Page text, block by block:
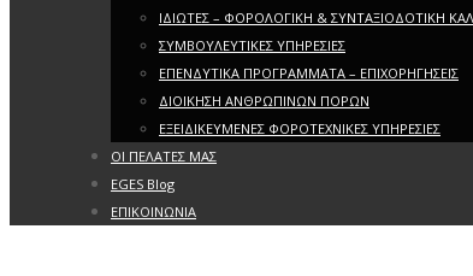
ΙΔΙΩΤΕΣ – ΦΟΡΟΛΟΓΙΚΗ & ΣΥΝΤΑΞΙΟΔΟΤΙΚΗ
ΣΥΜΒΟΥΛΕΥΤΙΚΕΣ ΥΠΗΡΕΣΙΕΣ
ΕΠΕΝΔΥΤΙΚΑ ΠΡΟΓΡΑΜΜΑΤΑ – ΕΠΙΧΟΡΗΓΗΣΕΙΣ
ΔΙΟΙΚΗΣΗ ΑΝΘΡΩΠΙΝΩΝ ΠΟΡΩΝ
ΕΞΕΙΔΙΚΕΥΜΕΝΕΣ ΦΟΡΟΤΕΧΝΙΚΕΣ ΥΠΗΡΕΣΙΕΣ
ΟΙ ΠΕΛΑΤΕΣ ΜΑΣ
EGES Blog
ΕΠΙΚΟΙΝΩΝΙΑ